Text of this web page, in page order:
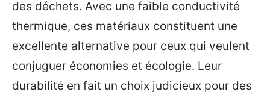
des déchets. Avec une faible conductivité
thermique, ces matériaux constituent une
excellente alternative pour ceux qui veulent
conjuguer économies et écologie. Leur
durabilité en fait un choix judicieux pour des